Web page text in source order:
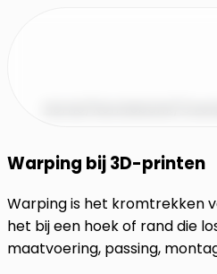
Warping bij 3D-printen
Warping is het kromtrekken
het bij een hoek of rand die
maatvoering, passing,